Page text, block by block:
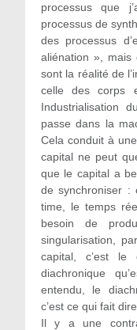
processus que
processus de
des processus
aliénation », mais
sont la réalité de
celle des corps
Industrialisation
passe dans la
Cela conduit à
capital ne peut
que le capital a
de synchroniser :
time, le temps
besoin de
singularisation,
capital, c’est le
diachronique
entendu, le
c’est ce qui fait
Il y a une